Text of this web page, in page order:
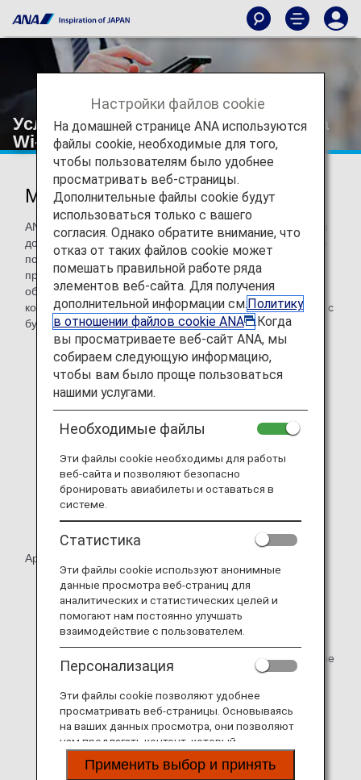
Услуга аренды мобильного роутера
Wi-Fi
Мобильный маршрутизатор Wi-Fi
ANA предлагает маршрутизатор Wi-Fi с неограниченным
доступом к мобильной широкополосной сети. За каждые
потраченные 100 иен вы получите 1 милю ANA. Услуги
предоставляются пассажирам, путешествующим туда и
обратно рейсами ANA Group или международными
кодшеринговыми рейсами, номера которых начинаются с
букв "NH".
Аренда мобильного маршрутизатора Wi-Fi
Доступны безлимитные планы.
Максимальная скорость нисходящего канала связи:
150 Мбит/с.
Вам не о чем беспокоиться, поскольку максимальное
время автономной работы составляет 20 часов.
Маршрутизатор Wi-Fi достаточно компактный. Он
помещается в руке и позволяет подключаться
одновременно к 15 устройствам.
Настройки файлов cookie
На домашней странице ANA используются
файлы cookie, необходимые для того,
чтобы пользователям было удобнее
просматривать веб-страницы.
Дополнительные файлы cookie будут
использоваться только с вашего
согласия. Однако обратите внимание, что
отказ от таких файлов cookie может
помешать правильной работе ряда
элементов веб-сайта. Для получения
дополнительной информации см.Политику
в отношении файлов cookie ANA
.Когда
вы просматриваете веб-сайт ANA, мы
собираем следующую информацию,
чтобы вам было проще пользоваться
нашими услугами.
Необходимые файлы
Эти файлы cookie необходимы для работы
веб-сайта и позволяют безопасно
бронировать авиабилеты и оставаться в
системе.
Статистика
Эти файлы cookie используют анонимные
данные просмотра веб-страниц для
аналитических и статистических целей и
помогают нам постоянно улучшать
взаимодействие с пользователем.
Персонализация
Эти файлы cookie позволяют удобнее
просматривать веб-страницы. Основываясь
на ваших данных просмотра, они позволяют
нам предлагать контент, который
соответствует вашим личным интересам, в
виде веб-сайтов, электронной почты,
Применить выбор и принять